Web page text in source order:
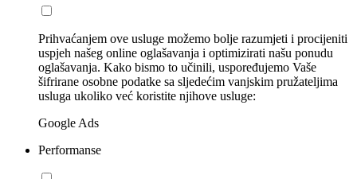
Prihvaćanjem ove usluge možemo bolje razumjeti i procijeniti
uspjeh našeg online oglašavanja i optimizirati našu ponudu
oglašavanja. Kako bismo to učinili, uspoređujemo Vaše
šifrirane osobne podatke sa sljedećim vanjskim pružateljima
usluga ukoliko već koristite njihove usluge:
Google Ads
Performanse